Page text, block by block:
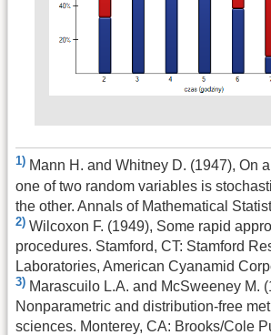
1) Mann H. and Whitney D. (1947), On
one of two random variables is
the other. Annals of Mathematical
2) Wilcoxon F. (1949), Some rapid
procedures. Stamford, CT: Stamford
Laboratories, American Cyanamid
3) Marascuilo L.A. and McSweeney M.
Nonparametric and distribution-free
sciences. Monterey, CA: Brooks/Cole